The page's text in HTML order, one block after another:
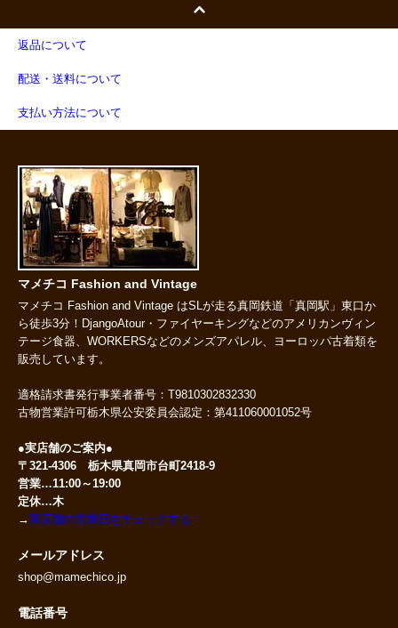
返品について
配送・送料について
支払い方法について
マメチコ Fashion and Vintage
マメチコ Fashion and Vintage はSLが走る真岡鉄道「真岡駅」東口か
ら徒歩3分！DjangoAtour・ファイヤーキングなどのアメリカンヴィン
テージ食器、WORKERSなどのメンズアパレル、ヨーロッパ古着類を
販売しています。
適格請求書発行事業者番号：T9810302832330
古物営業許可栃木県公安委員会認定：第411060001052号
●実店舗のご案内●
〒321-4306 栃木県真岡市台町2418-9
営業…11:00～19:00
定休…木
→実店舗の営業日をチェックする
メールアドレス
shop@mamechico.jp
電話番号